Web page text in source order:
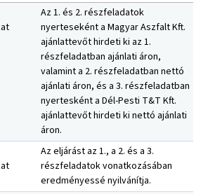
Az 1. és 2. részfeladatok
nyerteseként a Magyar Aszfalt Kft.
ajánlattevőt hirdeti ki az 1.
részfeladatban ajánlati áron,
valamint a 2. részfeladatban nettó
ajánlati áron, és a 3. részfeladatban
nyertesként a Dél-Pesti T&T Kft.
ajánlattevőt hirdeti ki nettó ajánlati
áron.
Az eljárást az 1., a 2. és a 3.
részfeladatok vonatkozásában
eredményessé nyilvánítja.